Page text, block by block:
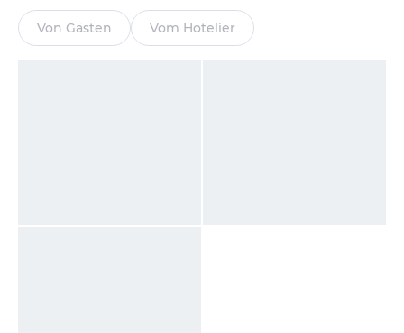
Von Gästen Vom Hotelier